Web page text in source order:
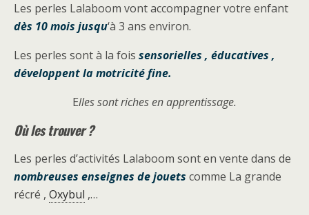
Les perles Lalaboom vont accompagner votre enfant
dès 10 mois jusqu‘à 3 ans environ.
Les perles sont à la fois sensorielles , éducatives ,
développent la motricité fine.
Elles sont riches en apprentissage.
Où les trouver ?
Les perles d’activités Lalaboom sont en vente dans de
nombreuses enseignes de jouets comme La grande
récré , Oxybul ,…